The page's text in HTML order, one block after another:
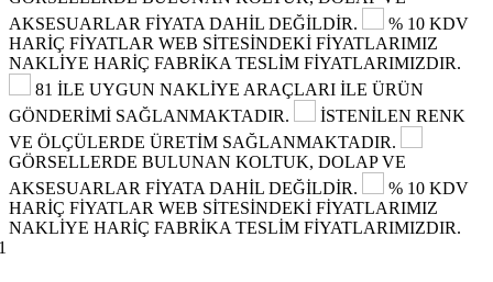
AKSESUARLAR FİYATA DAHİL DEĞİLDİR.
% 10 KDV
HARİÇ FİYATLAR WEB SİTESİNDEKİ FİYATLARIMIZ
NAKLİYE HARİÇ FABRİKA TESLİM FİYATLARIMIZDIR.
81 İLE UYGUN NAKLİYE ARAÇLARI İLE ÜRÜN
GÖNDERİMİ SAĞLANMAKTADIR.
İSTENİLEN RENK
VE ÖLÇÜLERDE ÜRETİM SAĞLANMAKTADIR.
GÖRSELLERDE BULUNAN KOLTUK, DOLAP VE
AKSESUARLAR FİYATA DAHİL DEĞİLDİR.
% 10 KDV
HARİÇ FİYATLAR WEB SİTESİNDEKİ FİYATLARIMIZ
NAKLİYE HARİÇ FABRİKA TESLİM FİYATLARIMIZDIR.